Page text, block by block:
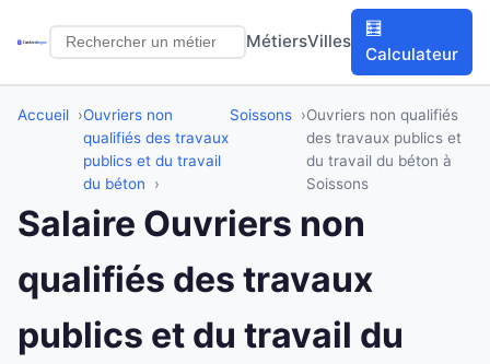
MétiersVilles
🧮
Calculateur
Accueil
Ouvriers non
qualifiés des travaux
publics et du travail
du béton
Soissons
Ouvriers non qualifiés
des travaux publics et
du travail du béton à
Soissons
Salaire Ouvriers non
qualifiés des travaux
publics et du travail du